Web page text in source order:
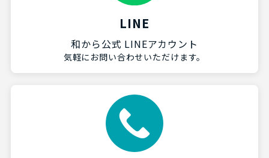
LINE
和から公式 LINEアカウント
気軽にお問い合わせいただけます。